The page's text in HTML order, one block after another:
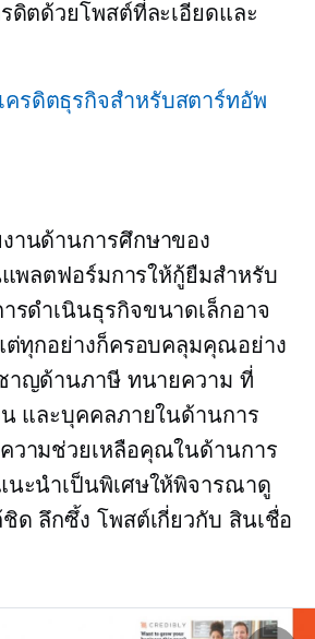
ดิตด้วยโพสต์ที่ละเอียดและ
ครดิตธุรกิจสำหรับสตาร์ทอัพ
านด้านการศึกษาของ
แพลตฟอร์มการให้กู้ยืมสำหรับ
รดำเนินธุรกิจขนาดเล็กอาจ
ต่ทุกอย่างก็ครอบคลุมคุณอย่าง
าญด้านภาษี ทนายความ ที่
น และบุคคลภายในด้านการ
วามช่วยเหลือคุณในด้านการ
นะนำเป็นพิเศษให้พิจารณาดู
ชิด ลึกซึ้ง โพสต์เกี่ยวกับ สินเชื่อ